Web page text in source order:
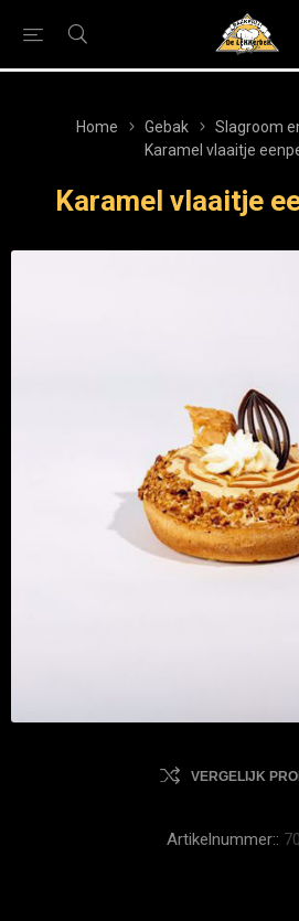
Home Gebak
Slagroom
Karamel vlaaitje
Karamel vlaaitje
VERGELIJK
Artikelnummer::